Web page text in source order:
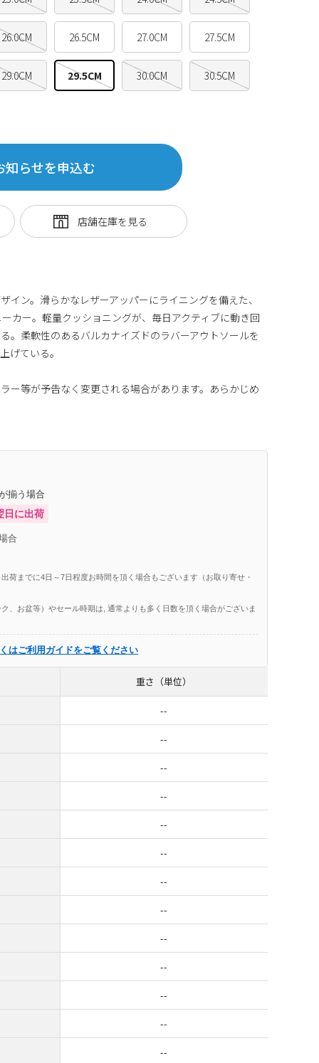
26.0CM 26.5CM 27.0CM 27.5CM
29.0CM 29.5CM 30.0CM 30.5CM
知らせを申込む
イン。滑らかなレザーアッパーにライニングを備えた、
カー。軽量クッショニングが、毎日アクティブに動き回
。柔軟性のあるバルカナイズドのラバーアウトソールを
げている。
ー等が予告なく変更される場合があります。あらかじめ
揃う場合
日に出荷
合
荷までに4日～7日程度お時間を頂く場合もございます（お取り寄せ・
、お盆等）やセール時期は, 通常よりも多く日数を頂く場合がございま
はご利用ガイドをご覧ください
重さ（単位）
--
--
--
--
--
--
--
--
--
--
--
--
--